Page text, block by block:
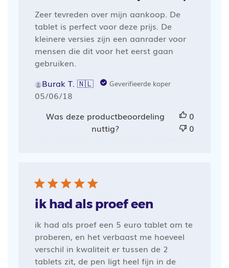
Zeer tevreden over mijn aankoop. De
tablet is perfect voor deze prijs. De
kleinere versies zijn een aanrader voor
mensen die dit voor het eerst gaan
gebruiken.
Burak T. 🇳🇱
Geverifieerde koper
Publicatiedatum
05/06/18
Was deze productbeoordeling
nuttig?
0
0
ik had als proef een
ik had als proef een 5 euro tablet om te
proberen, en het verbaast me hoeveel
verschil in kwaliteit er tussen de 2
tablets zit, de pen ligt heel fijn in de